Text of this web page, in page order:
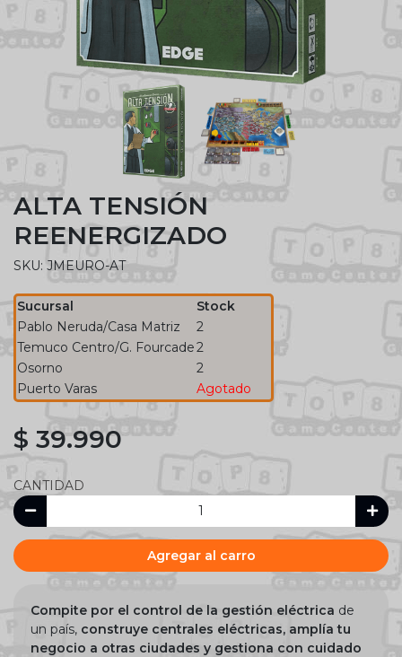
ALTA TENSIÓN
REENERGIZADO
SKU: JMEURO-AT
Sucursal
Stock
Pablo Neruda/Casa Matriz
2
Temuco Centro/G. Fourcade2
Osorno
2
Puerto Varas
Agotado
$ 39.990
CANTIDAD
Agregar al carro
Compite por el control de la gestión eléctrica de
un país, construye centrales eléctricas, amplía tu
negocio a otras ciudades y gestiona con cuidado